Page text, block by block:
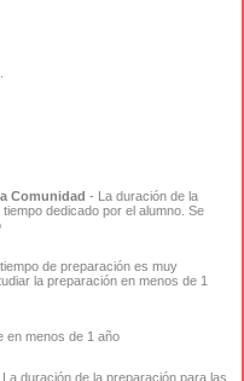
Comunidad - La duración de la
dedicado por el alumno. Se
de preparación es muy
la preparación en menos de 1
en menos de 1 año
La duración de la preparación para las